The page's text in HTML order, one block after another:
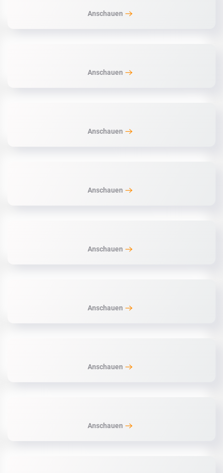
Anschauen
Anschauen
Anschauen
Anschauen
Anschauen
Anschauen
Anschauen
Anschauen